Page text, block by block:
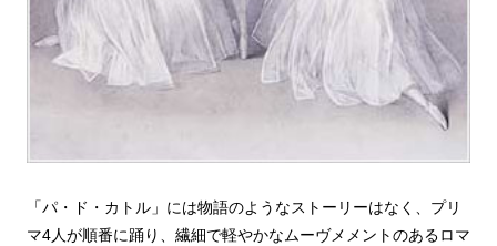
「パ・ド・カトル」には物語のようなストーリーはなく、プリ
マ4人が順番に踊り、繊細で軽やかなムーヴメメントのあるロマ